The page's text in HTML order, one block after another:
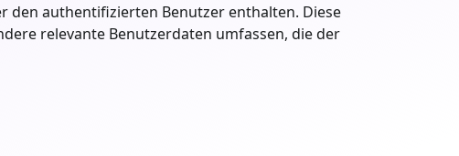
den authentifizierten Benutzer enthalten. Diese
relevante Benutzerdaten umfassen, die der